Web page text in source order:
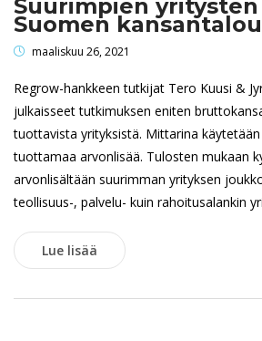
Suurimpien
Suomen
maaliskuu 26, 2021
Regrow-hankkeen tutkijat Tero Kuusi &
julkaisseet tutkimuksen eniten
tuottavista yrityksistä. Mittarina
tuottamaa arvonlisää. Tulosten mukaan
arvonlisältään suurimman yrityksen
teollisuus-, palvelu- kuin rahoitusalankin
Lue lisää